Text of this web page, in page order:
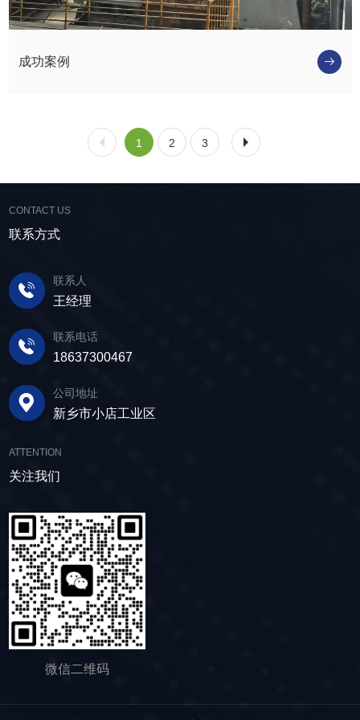
成功案例
1 2 3
CONTACT US
联系方式
联系人
王经理
联系电话
18637300467
公司地址
新乡市小店工业区
ATTENTION
关注我们
微信二维码